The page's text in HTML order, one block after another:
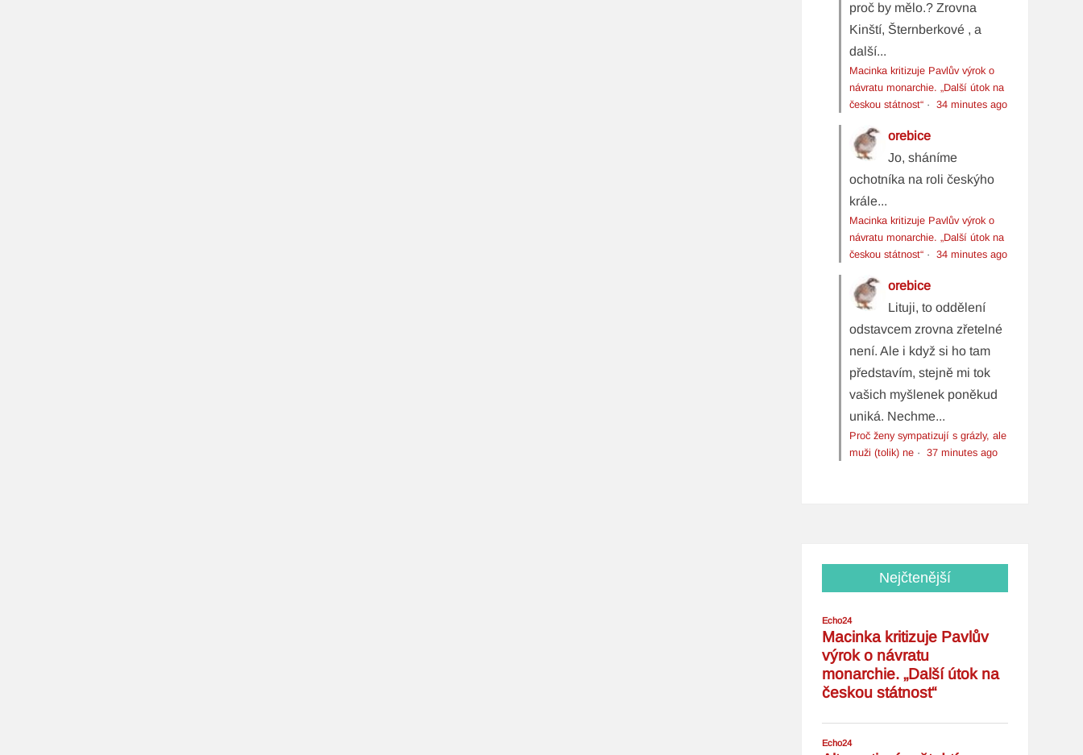
proč by mělo.? Zrovna
Kinští, Šternberkové , a
další...
Macinka kritizuje Pavlův výrok o
návratu monarchie. „Další útok na
českou státnost“ ·34 minutes ago
orebice
Jo, sháníme
ochotníka na roli českýho
krále...
Macinka kritizuje Pavlův výrok o
návratu monarchie. „Další útok na
českou státnost“ ·34 minutes ago
orebice
Lituji, to oddělení
odstavcem zrovna zřetelné
není. Ale i když si ho tam
představím, stejně mi tok
vašich myšlenek poněkud
uniká. Nechme...
Proč ženy sympatizují s grázly, ale
muži (tolik) ne ·37 minutes ago
Nejčtenější